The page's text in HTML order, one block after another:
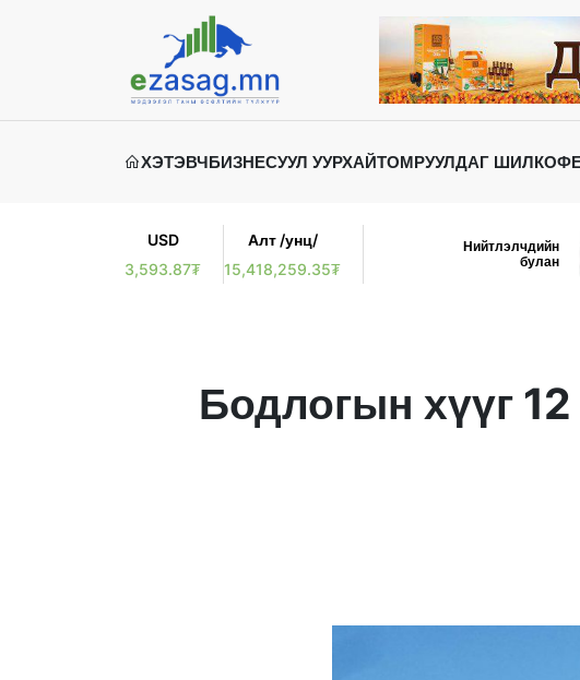
ХЭТЭВЧБИЗНЕСУУЛ УУРХАЙТОМРУУЛДАГ ШИЛ
USD
3,593.87₮
Алт /унц/
15,418,259.35₮
Нийтлэлчдийн
булан
Бодлогын хүүг